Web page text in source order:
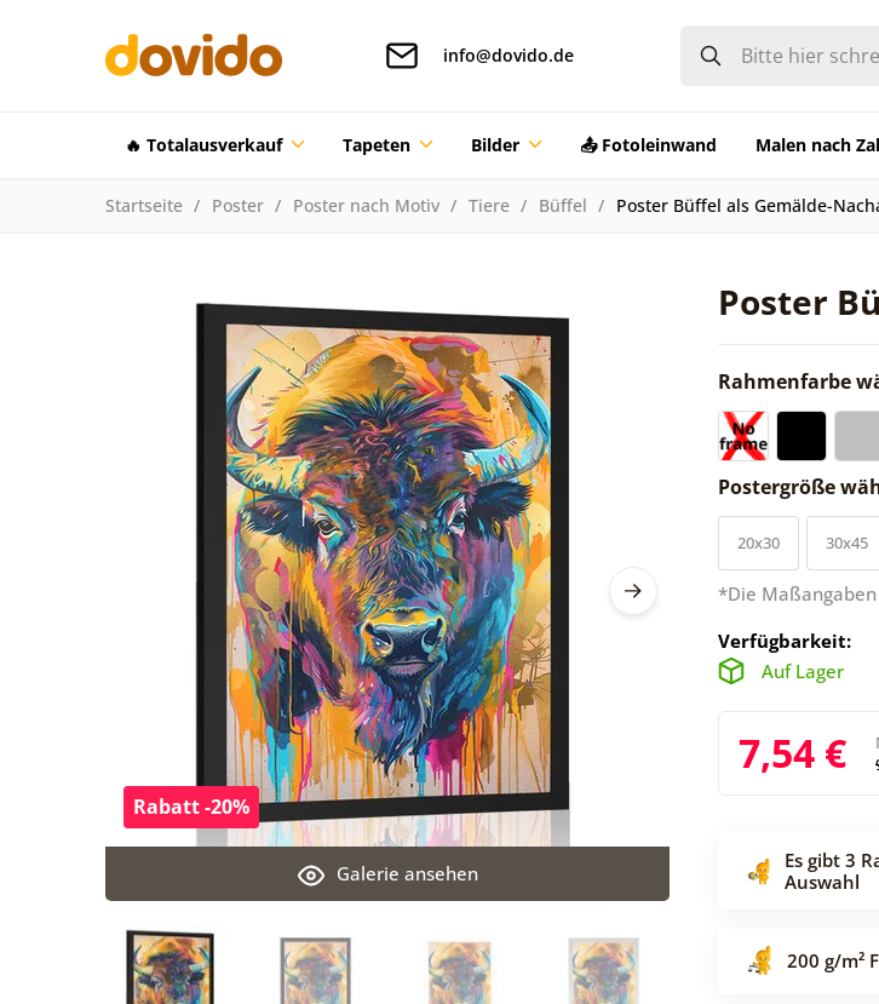
info@dovido.de
🔥 Totalausverkauf Tapeten Bilder 📤 Fotoleinwand Malen nach
Startseite Poster Poster nach Motiv Tiere Büffel Poster Büffel als Gemälde-
Poster
Galerie ansehen
Rabatt -20%
Rahmenfarbe
Postergröße
20x30 30x45
*Die
Verfügbarkeit:
Auf Lager
7,54 €
Es gibt 3
Auswahl
200 g/m²